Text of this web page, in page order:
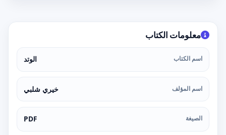
معلومات الكتاب
اسم الكتاب الوتد
اسم المؤلف خيري شلبي
الصيغة PDF